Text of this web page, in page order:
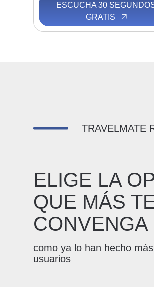
ESCUCHA 30
GRATIS
TRAVELMATE
ELIGE LA
QUE MÁS
CONVENGA
como ya lo han hecho
usuarios